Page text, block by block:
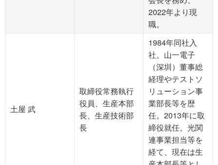
2022年より現
職。
土屋 武
取締役常務執行
役員、生産本部
長、生産技術部
長
1984年同社入
社。山一電子
（深圳）董事総
経理やテストソ
リューション事
業部長等を歴
任。2013年に取
締役就任。光関
連事業担当等を
経て、現在は生